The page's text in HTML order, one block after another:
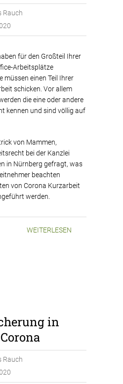
Rauch
für den Großteil Ihrer
Arbeitsplätze
müssen einen Teil Ihrer
schicken. Vor allem
die eine oder andere
kennen und sind völlig auf
von Mammen,
bei der Kanzlei
in Nürnberg gefragt, was
beachten
von Corona Kurzarbeit
werden.
WEITERLESEN
in
Rauch